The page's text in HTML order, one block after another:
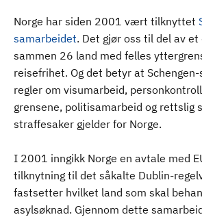
Norge har siden 2001 vært tilknyttet
samarbeidet. Det gjør oss til del av
sammen 26 land med felles
reisefrihet. Og det betyr at
regler om visumarbeid,
grensene, politisamarbeid og rettslig
straffesaker gjelder for Norge.
I 2001 inngikk Norge en avtale med
tilknytning til det såkalte Dublin-
fastsetter hvilket land som skal
asylsøknad. Gjennom dette